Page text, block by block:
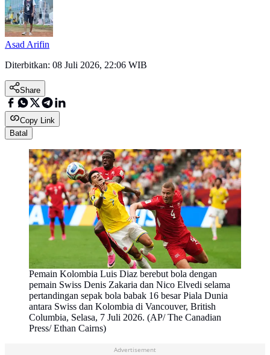
Asad Arifin
Diterbitkan: 08 Juli 2026, 22:06 WIB
Share
Copy Link
Batal
Pemain Kolombia Luis Diaz berebut bola dengan
pemain Swiss Denis Zakaria dan Nico Elvedi selama
pertandingan sepak bola babak 16 besar Piala Dunia
antara Swiss dan Kolombia di Vancouver, British
Columbia, Selasa, 7 Juli 2026. (AP/ The Canadian
Press/ Ethan Cairns)
Advertisement